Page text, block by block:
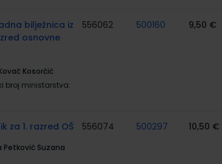
bilježnica iz
osnovne
Kosorčić
broj ministarstva:
556062 500160 9,50 €
za 1. razred OŠ
Petković Suzana
556074 500297 10,50 €